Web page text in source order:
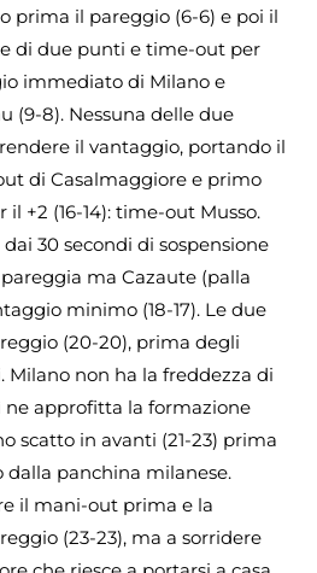
prima il pareggio (6-6) e poi il
di due punti e time-out per
immediato di Milano e
(9-8). Nessuna delle due
il vantaggio, portando il
di Casalmaggiore e primo
+2 (16-14): time-out Musso.
30 secondi di sospensione
pareggia ma Cazaute (palla
minimo (18-17). Le due
(20-20), prima degli
non ha la freddezza di
ne approfitta la formazione
scatto in avanti (21-23) prima
panchina milanese.
il mani-out prima e la
(23-23), ma a sorridere